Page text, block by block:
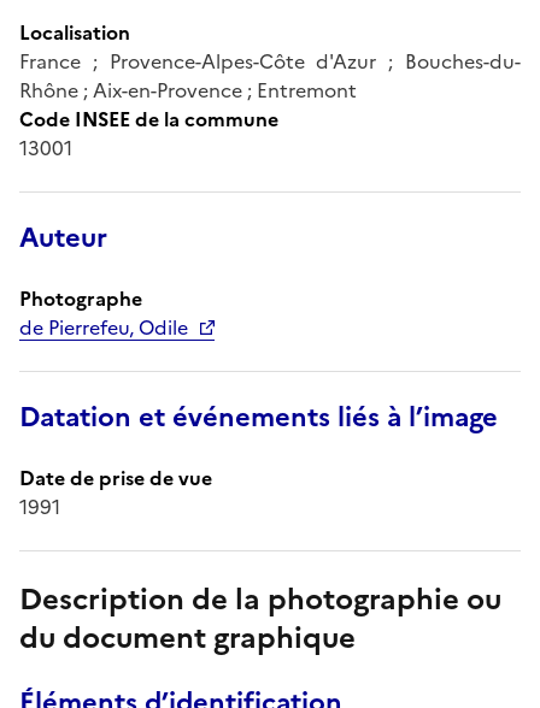
Localisation
France ; Provence-Alpes-Côte d'Azur ; Bouches-du-
Rhône ; Aix-en-Provence ; Entremont
Code INSEE de la commune
13001
Auteur
Photographe
de Pierrefeu, Odile
Datation et événements liés à l’image
Date de prise de vue
1991
Description de la photographie ou
du document graphique